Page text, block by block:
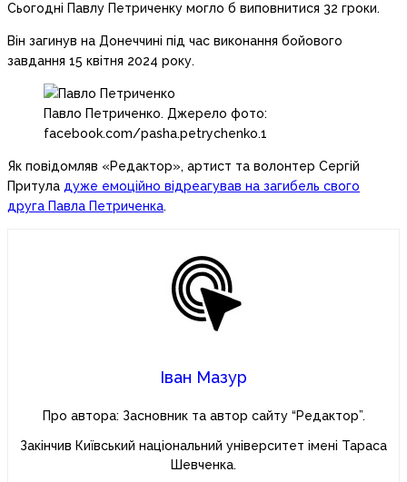
Сьогодні Павлу Петриченку могло б виповнитися 32 гроки.
Він загинув на Донеччині під час виконання бойового
завдання 15 квітня 2024 року.
Павло Петриченко. Джерело фото:
facebook.com/pasha.petrychenko.1
Як повідомляв «Редактор», артист та волонтер Сергій
Притула дуже емоційно відреагував на загибель свого
друга Павла Петриченка.
Іван Мазур
Про автора: Засновник та автор сайту “Редактор”.
Закінчив Київський національний університет імені Тараса
Шевченка.